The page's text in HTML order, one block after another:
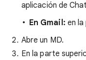
aplicación de Chat
En Gmail: en
Abre un MD.
En la parte